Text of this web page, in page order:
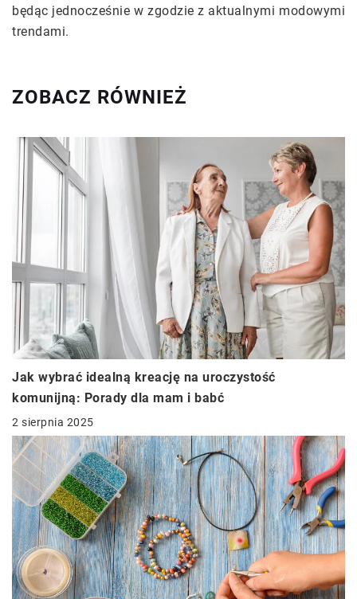
będąc jednocześnie w zgodzie z aktualnymi modowymi
trendami.
ZOBACZ RÓWNIEŻ
Jak wybrać idealną kreację na uroczystość
komunijną: Porady dla mam i babć
2 sierpnia 2025